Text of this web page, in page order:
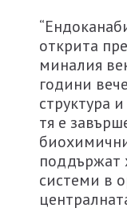
открита
миналия
години
структура
тя е
поддържат
системи в